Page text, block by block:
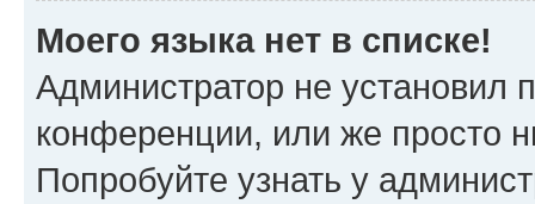
Моего языка нет в списке!
Администратор не установил
конференции, или же просто
Попробуйте узнать у